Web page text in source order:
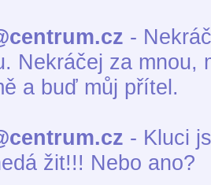
-
Nekráčej za mnou,
a buď můj přítel.
- Kluci
žit!!! Nebo ano?